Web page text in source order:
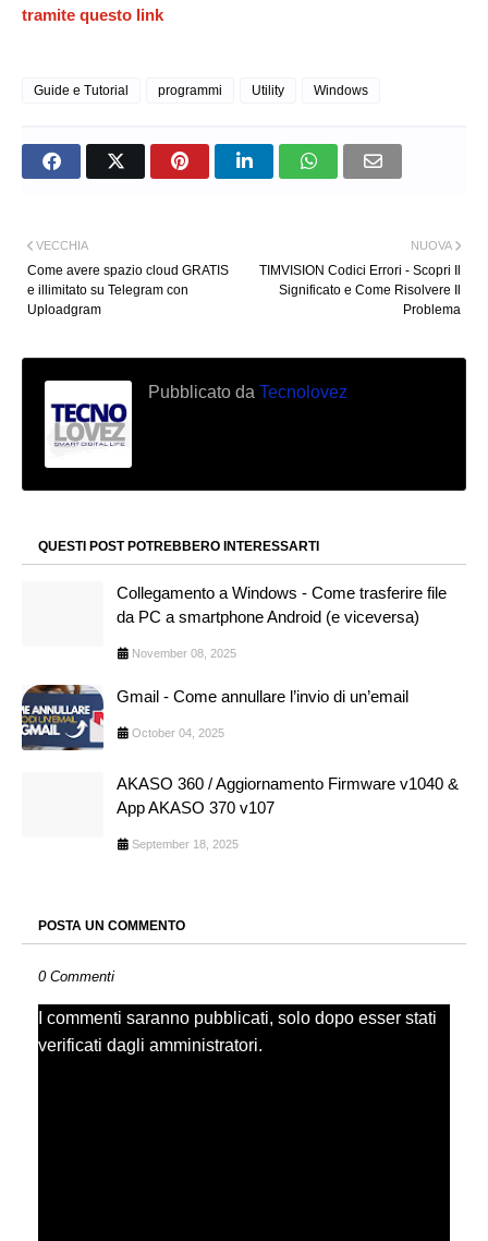
tramite questo link
Guide e Tutorial programmi Utility Windows
NUOVA
TIMVISION Codici Errori - Scopri Il
Significato e Come Risolvere Il
Problema
VECCHIA
Come avere spazio cloud GRATIS
e illimitato su Telegram con
Uploadgram
Pubblicato da Tecnolovez
QUESTI POST POTREBBERO INTERESSARTI
Collegamento a Windows - Come trasferire file
da PC a smartphone Android (e viceversa)
November 08, 2025
Gmail - Come annullare l’invio di un’email
October 04, 2025
AKASO 360 / Aggiornamento Firmware v1040 &
App AKASO 370 v107
September 18, 2025
POSTA UN COMMENTO
0 Commenti
I commenti saranno pubblicati, solo dopo esser stati
verificati dagli amministratori.